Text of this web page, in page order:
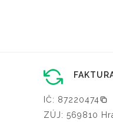
IČ: 87220474
ZÚJ: 569810